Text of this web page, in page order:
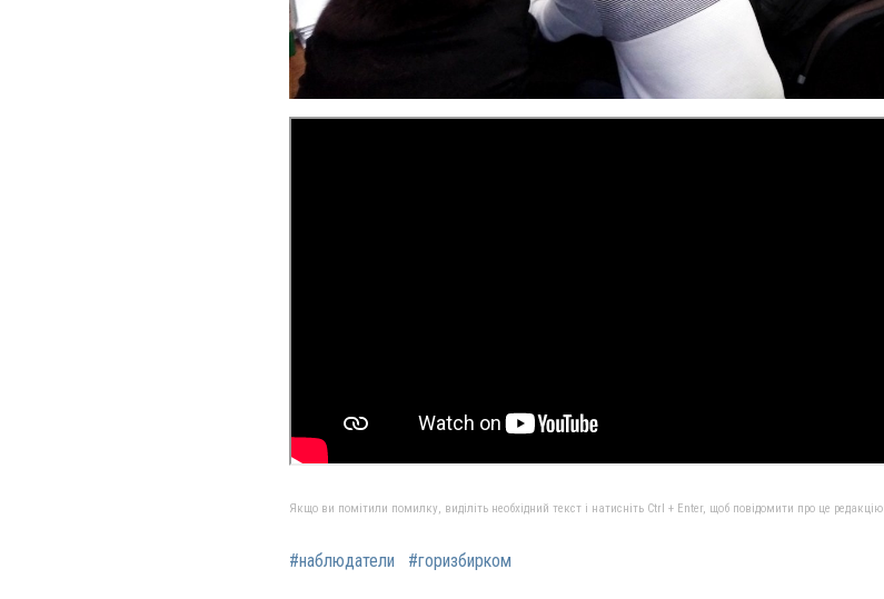
Якщо ви помітили помилку, виділіть необхідний текст і натисніть Ctrl + Enter, щоб повідомити про це редакцію
#наблюдатели #горизбирком